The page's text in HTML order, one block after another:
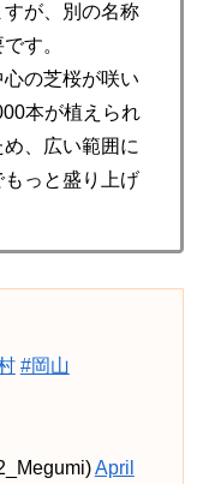
が、別の名称
す。
の芝桜が咲い
本が植えられ
、広い範囲に
っと盛り上げ
#岡山
April